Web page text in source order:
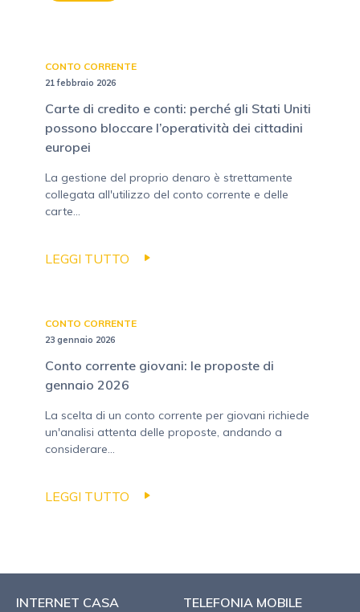
CONTO CORRENTE
21 febbraio 2026
Carte di credito e conti: perché gli Stati Uniti
possono bloccare l’operatività dei cittadini
europei
La gestione del proprio denaro è strettamente
collegata all'utilizzo del conto corrente e delle
carte...
LEGGI TUTTO
CONTO CORRENTE
23 gennaio 2026
Conto corrente giovani: le proposte di
gennaio 2026
La scelta di un conto corrente per giovani richiede
un'analisi attenta delle proposte, andando a
considerare...
LEGGI TUTTO
INTERNET CASA TELEFONIA MOBILE